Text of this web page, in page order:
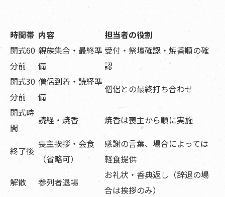
時間帯 内容
担当者の役割
開式60
分前
親族集合・最終準
備
受付・祭壇確認・焼香順の確
認
開式30
分前
僧侶到着・読経準
備
僧侶との最終打ち合わせ
開式時
間
読経・焼香 焼香は喪主から順に実施
終了後
喪主挨拶・会食
（省略可）
感謝の言葉、場合によっては
軽食提供
解散
参列者退場
お礼状・香典返し（辞退の場
合は挨拶のみ）